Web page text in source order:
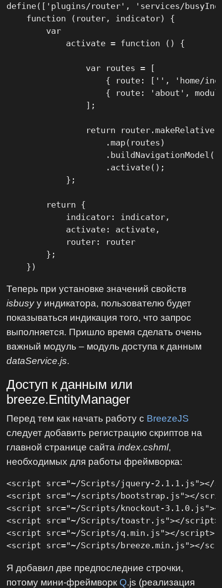
define(['plugins/router', 'services/
    function (router, indicator) {
        var
            activate = function () {
                var routes = [
{ route: ['', 'home/
{ route: 'about',
                ];
return
                    .map(routes)
                    .buildNavigationModel()
                    .activate();
            };
        return {
            indicator: indicator,
            activate: activate,
            router: router
        };
    })
Теперь при установке значений свойств
isbusyу индикатора, пользователю будет
показываться индикация того, что запрос
выполняется. Пришло время сделать очень
важный модуль – модуль доступа к данным
dataService.js.
Доступ к данным или
breeze.EntityManager
Перед тем как начать работу с BreezeJS
следует добавить регистрацию скриптов на
главной странице сайтаindex.cshml,
необходимых для работы фреймворка:
<script src="~/Scripts/jquery-2.1.1.js"></
<script src="~/scripts/bootstrap.js"></
<script src="~/Scripts/knockout-
<script src="~/Scripts/toastr.js"></script>
<script src="~/Scripts/q.min.js"></script>
<script src="~/Scripts/breeze.min.js"></
Я добавил две предпоследние строчки,
потому мини-фреймворк Q.js (реализация